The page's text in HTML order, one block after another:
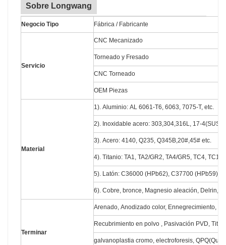
Sobre Longwang
Negocio Tipo Fábrica / Fabricante
Servicio
CNC Mecanizado
Torneado y Fresado
CNC Torneado
OEM Piezas
Material
1). Aluminio: AL 6061-T6, 6063, 7075-T, etc.
2). Inoxidable acero: 303,304,316L, 17-
3). Acero: 4140, Q235, Q345B,20#,45# etc.
4). Titanio: TA1, TA2/GR2, TA4/GR5, TC4, TC18,
5). Latón: C36000 (HPb62), C37700 (HPb59),
6). Cobre, bronce, Magnesio aleación, Delrin,
Terminar
Arenado, Anodizado color, Ennegrecimiento,
Recubrimiento en polvo , Pasivación PVD,
galvanoplastia cromo, electroforesis,